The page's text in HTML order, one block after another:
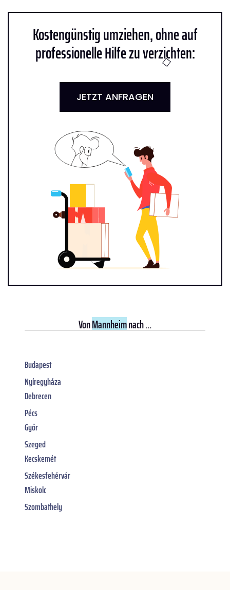
Kostengünstig umziehen, ohne auf
professionelle Hilfe zu verzichten:
JETZT ANFRAGEN
VonMannheimnach ...
Budapest
Nyíregyháza
Debrecen
Pécs
Győr
Szeged
Kecskemét
Székesfehérvár
Miskolc
Szombathely